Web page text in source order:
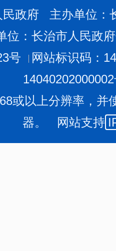
民政府 主办单位
位：长治市人民政
号
网站标识码：
或以上分辨率，并
器。 网站支持